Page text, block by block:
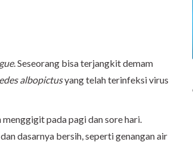
. Seseorang bisa terjangkit demam
albopictusyang telah terinfeksi virus
pada pagi dan sore hari.
dasarnya bersih, seperti genangan air